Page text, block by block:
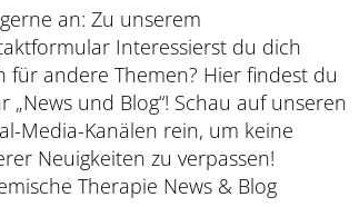
an: Zu unserem
Interessierst du dich
für andere Themen? Hier findest du
„News und Blog“! Schau auf unseren
Media-Kanälen rein, um keine
Neuigkeiten zu verpassen!
Therapie News & Blog